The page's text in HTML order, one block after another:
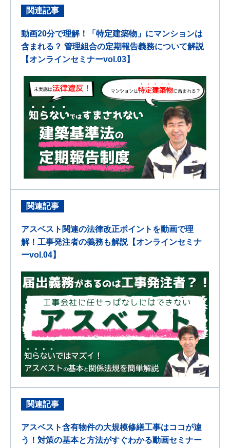
関連記事
動画20分で理解！「特定建築物」にマンションは
含まれる？ 管理組合の定期報告義務について解説
【オンラインセミナーvol.03】
関連記事
アスベスト関連の法律改正ポイントを動画で理
解！工事発注者の義務も解説【オンラインセミナ
ーvol.04】
関連記事
アスベスト含有物件の大規模修繕工事はココが違
う！対策の基本と方法がすぐわかる動画セミナー